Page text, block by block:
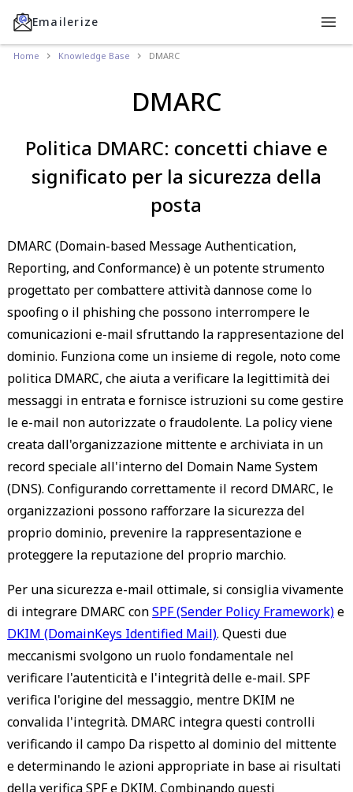
Emailerize
Home Knowledge Base DMARC
DMARC
Politica DMARC: concetti chiave e
significato per la sicurezza della
posta
DMARC (Domain-based Message Authentication,
Reporting, and Conformance) è un potente strumento
progettato per combattere attività dannose come lo
spoofing o il phishing che possono interrompere le
comunicazioni e-mail sfruttando la rappresentazione del
dominio. Funziona come un insieme di regole, noto come
politica DMARC, che aiuta a verificare la legittimità dei
messaggi in entrata e fornisce istruzioni su come gestire
le e-mail non autorizzate o fraudolente. La policy viene
creata dall'organizzazione mittente e archiviata in un
record speciale all'interno del Domain Name System
(DNS). Configurando correttamente il record DMARC, le
organizzazioni possono rafforzare la sicurezza del
proprio dominio, prevenire la rappresentazione e
proteggere la reputazione del proprio marchio.
Per una sicurezza e-mail ottimale, si consiglia vivamente
di integrare DMARC conSPF (Sender Policy Framework)e
DKIM (DomainKeys Identified Mail). Questi due
meccanismi svolgono un ruolo fondamentale nel
verificare l'autenticità e l'integrità delle e-mail. SPF
verifica l'origine del messaggio, mentre DKIM ne
convalida l'integrità. DMARC integra questi controlli
verificando il campo Da rispetto al dominio del mittente
e determinando le azioni appropriate in base ai risultati
della verifica SPF e DKIM. Combinando questi